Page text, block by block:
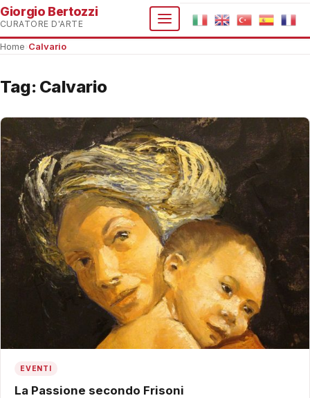
Giorgio Bertozzi
CURATORE D'ARTE
Home Calvario
Tag: Calvario
EVENTI
La Passione secondo Frisoni